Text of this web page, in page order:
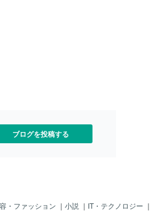
欲求」として提唱していました
とを発表しました。 そして、レ
そして、これら欲求をレベル１か
６まで１
ブログを投稿する
・ファッション ｜ 小説 ｜ IT・テクノロジー ｜